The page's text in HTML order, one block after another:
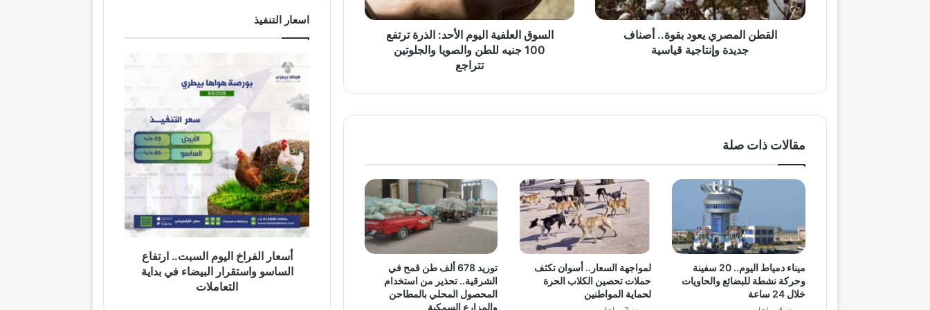
قياسية
القطن المصري يعود بقوة.. أصناف
جديدة وإنتاجية قياسية
للطن
والصويا
والجلوتين
السوق العلفية اليوم الأحد: الذرة ترتفع
100 جنيه للطن والصويا والجلوتين
تتراجع
مقالات ذات صلة
ميناء دمياط اليوم.. 20 سفينة
وحركة نشطة للبضائع والحاويات
خلال 24 ساعة
لمواجهة السعار.. أسوان تكثف
حملات تحصين الكلاب الحرة
لحماية المواطنين
توريد 678 ألف طن قمح في
الشرقية.. تحذير من استخدام
المحصول المحلي بالمطاحن
والمزارع السمكية
اسعار التنفيذ
أسعار الفراخ اليوم السبت.. ارتفاع
الساسو واستقرار البيضاء في بداية
التعاملات